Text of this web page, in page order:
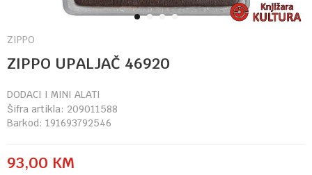
1 2 3 4
ZIPPO
ZIPPO UPALJAČ 46920
DODACI I MINI ALATI
Šifra artikla: 209011588
Barkod: 191693792546
93,00 KM